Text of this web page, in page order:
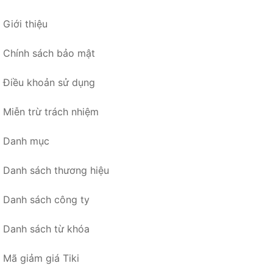
Giới thiệu
Chính sách bảo mật
Điều khoản sử dụng
Miễn trừ trách nhiệm
Danh mục
Danh sách thương hiệu
Danh sách công ty
Danh sách từ khóa
Mã giảm giá Tiki